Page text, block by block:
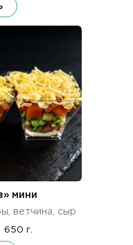
мини
ветчина, сыр
650 г.